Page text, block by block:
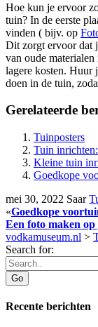
Hoe kun je ervoor
tuin? In de eerste
vinden ( bijv. op
Dit zorgt ervoor dat
van oude
lagere kosten. Huur
doen in de tuin,
Gerelateerde
Tuinposters
Tuin
Kleine tuin
Goedkope
mei 30, 2022 Saar
«Goedkope
Een foto maken op
vodkamuseum.nl >
Search for:
Recente berichten